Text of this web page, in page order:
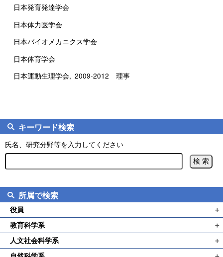
キーワード検索
氏名、研究分野等を入力してください
所属で検索
役員
＋
学長
理事
教育科学系
＋
生活科教育講座
人文社会科学系
＋
日本発育発達学会
日本体力医学会
日本バイオメカニクス学会
日本体育学会
日本運動生理学会, 2009-2012 理事